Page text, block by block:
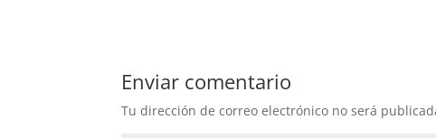
Enviar comentario
Tu dirección de correo electrónico no será